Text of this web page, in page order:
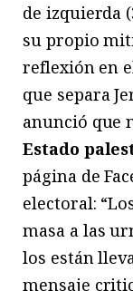
de izquierda
su propio
reflexión en
que separa
anunció que
Estado
página de
electoral:
masa a las
los están
mensaje